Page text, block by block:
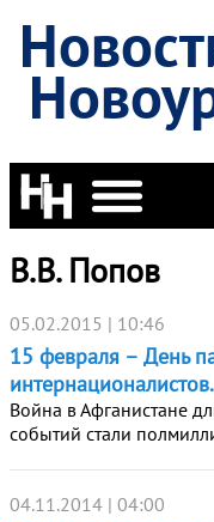
В.В. Попов
05.02.2015 | 10:46
15 февраля – День
интернационалистов.
Война в Афганистане
событий стали
04.11.2014 | 04:00